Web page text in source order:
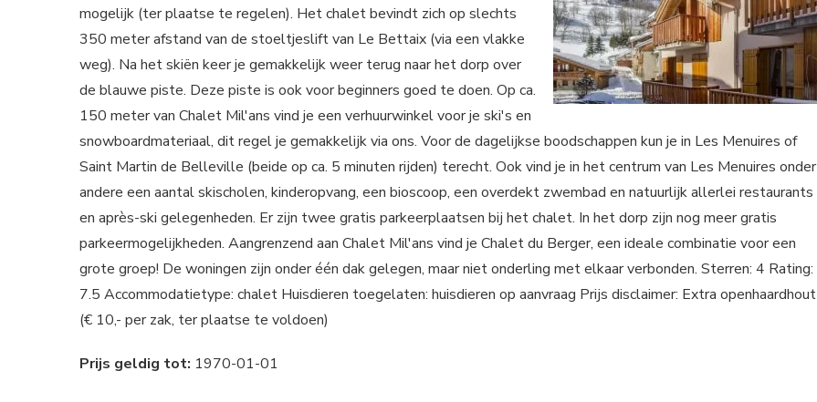
mogelijk (ter plaatse te regelen). Het chalet bevindt zich op slechts
350 meter afstand van de stoeltjeslift van Le Bettaix (via een vlakke
weg). Na het skiën keer je gemakkelijk weer terug naar het dorp over
de blauwe piste. Deze piste is ook voor beginners goed te doen. Op ca.
150 meter van Chalet Mil'ans vind je een verhuurwinkel voor je ski's en
snowboardmateriaal, dit regel je gemakkelijk via ons. Voor de dagelijkse boodschappen kun je in Les Menuires of
Saint Martin de Belleville (beide op ca. 5 minuten rijden) terecht. Ook vind je in het centrum van Les Menuires onder
andere een aantal skischolen, kinderopvang, een bioscoop, een overdekt zwembad en natuurlijk allerlei restaurants
en après-ski gelegenheden. Er zijn twee gratis parkeerplaatsen bij het chalet. In het dorp zijn nog meer gratis
parkeermogelijkheden. Aangrenzend aan Chalet Mil'ans vind je Chalet du Berger, een ideale combinatie voor een
grote groep! De woningen zijn onder één dak gelegen, maar niet onderling met elkaar verbonden. Sterren: 4 Rating:
7.5 Accommodatietype: chalet Huisdieren toegelaten: huisdieren op aanvraag Prijs disclaimer: Extra openhaardhout
(€ 10,- per zak, ter plaatse te voldoen)
Prijs geldig tot: 1970-01-01